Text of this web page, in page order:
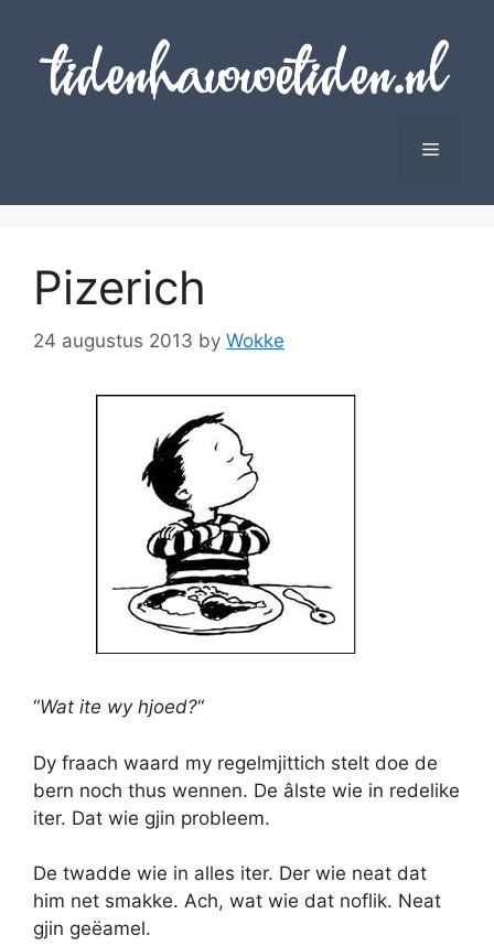
content
Menu
Pizerich
24 augustus 2013 by Wokke
“Wat ite wy hjoed?“
Dy fraach waard my regelmjittich stelt doe de
bern noch thus wennen. De âlste wie in redelike
iter. Dat wie gjin probleem.
De twadde wie in alles iter. Der wie neat dat
him net smakke. Ach, wat wie dat noflik. Neat
gjin geëamel.